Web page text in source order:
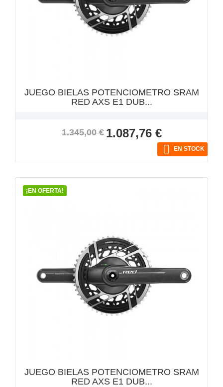
JUEGO BIELAS POTENCIOMETRO SRAM
RED AXS E1 DUB...
Precio
1.345,00 € Precio
1.087,76 €
 EN STOCK
¡EN OFERTA!
JUEGO BIELAS POTENCIOMETRO SRAM
RED AXS E1 DUB...
VISTA RÁPIDA
VISTA RÁPIDA